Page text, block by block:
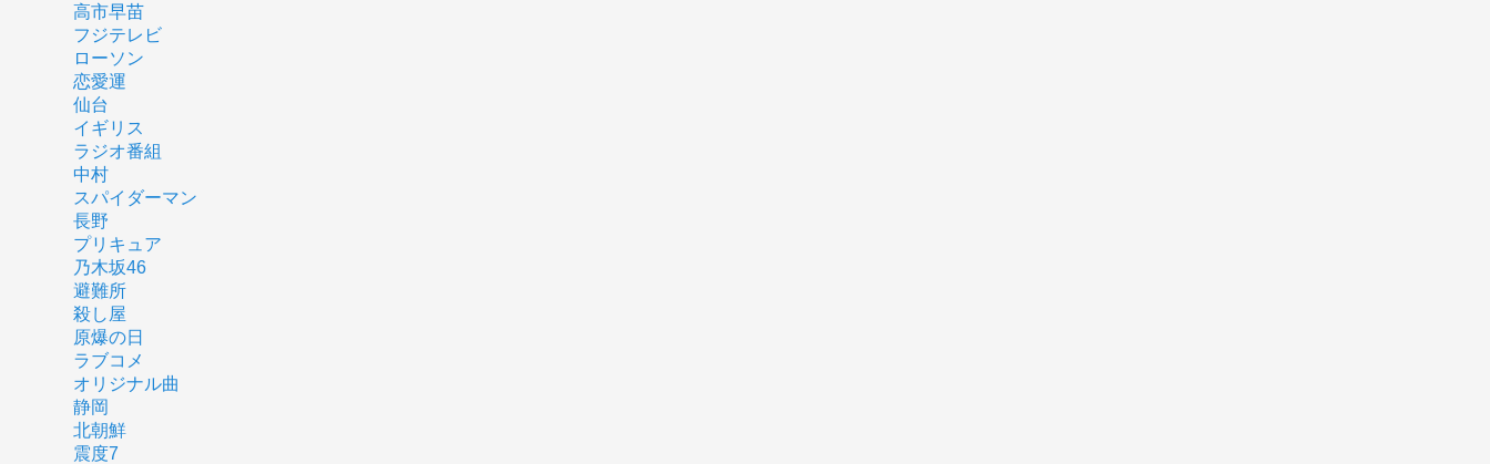
高市早苗
フジテレビ
ローソン
恋愛運
仙台
イギリス
ラジオ番組
中村
スパイダーマン
長野
プリキュア
乃木坂46
避難所
殺し屋
原爆の日
ラブコメ
オリジナル曲
静岡
北朝鮮
震度7